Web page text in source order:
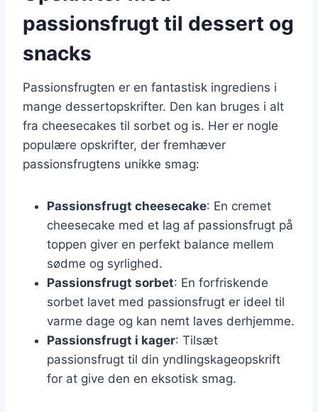
passionsfrugt til dessert og
snacks
Passionsfrugten er en fantastisk ingrediens i
mange dessertopskrifter. Den kan bruges i alt
fra cheesecakes til sorbet og is. Her er nogle
populære opskrifter, der fremhæver
passionsfrugtens unikke smag:
Passionsfrugt cheesecake: En cremet
cheesecake med et lag af passionsfrugt på
toppen giver en perfekt balance mellem
sødme og syrlighed.
Passionsfrugt sorbet: En forfriskende
sorbet lavet med passionsfrugt er ideel til
varme dage og kan nemt laves derhjemme.
Passionsfrugt i kager: Tilsæt
passionsfrugt til din yndlingskageopskrift
for at give den en eksotisk smag.